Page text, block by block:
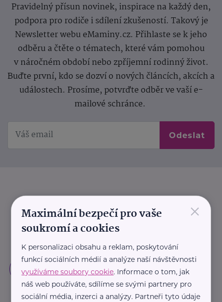
Pravidelný přísun novinek, inspirace na každý den,
podpora pro rodiče i sdílení zkušeností. Takový je
Newsletter webu eMaminy.cz. Přihlaste se k jeho
odběru a čtěte o tématech, které vám pomohou
v náročném období nebo zpříjemní rodinný život.
Buďte první, kdo se dozví o nových článcích, akcích a
událostech. Prosíme, potvrďte odběr ve vaší e-
mailové schránce.
Odeslat
×
Maximální bezpečí pro vaše
soukromí a cookies
K personalizaci obsahu a reklam, poskytování
funkcí sociálních médií a analýze naší návštěvnosti
využíváme soubory cookie. Informace o tom, jak
náš web používáte, sdílíme se svými partnery pro
sociální média, inzerci a analýzy. Partneři tyto údaje